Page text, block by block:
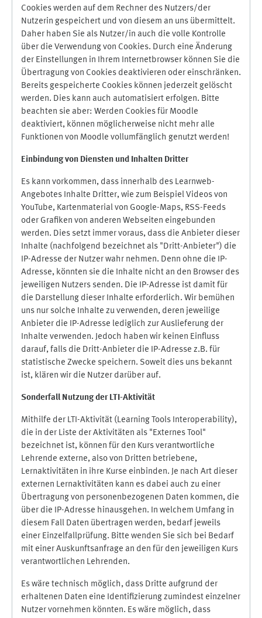
Cookies werden auf dem Rechner des Nutzers/der
Nutzerin gespeichert und von diesem an uns übermittelt.
Daher haben Sie als Nutzer/in auch die volle Kontrolle
über die Verwendung von Cookies. Durch eine Änderung
der Einstellungen in Ihrem Internetbrowser können Sie die
Übertragung von Cookies deaktivieren oder einschränken.
Bereits gespeicherte Cookies können jederzeit gelöscht
werden. Dies kann auch automatisiert erfolgen. Bitte
beachten sie aber: Werden Cookies für Moodle
deaktiviert, können möglicherweise nicht mehr alle
Funktionen von Moodle vollumfänglich genutzt werden!
Einbindung von Diensten und Inhalten Dritter
Es kann vorkommen, dass innerhalb des Learnweb-
Angebotes Inhalte Dritter, wie zum Beispiel Videos von
YouTube, Kartenmaterial von Google-Maps, RSS-Feeds
oder Grafiken von anderen Webseiten eingebunden
werden. Dies setzt immer voraus, dass die Anbieter dieser
Inhalte (nachfolgend bezeichnet als "Dritt-Anbieter") die
IP-Adresse der Nutzer wahr nehmen. Denn ohne die IP-
Adresse, könnten sie die Inhalte nicht an den Browser des
jeweiligen Nutzers senden. Die IP-Adresse ist damit für
die Darstellung dieser Inhalte erforderlich. Wir bemühen
uns nur solche Inhalte zu verwenden, deren jeweilige
Anbieter die IP-Adresse lediglich zur Auslieferung der
Inhalte verwenden. Jedoch haben wir keinen Einfluss
darauf, falls die Dritt-Anbieter die IP-Adresse z.B. für
statistische Zwecke speichern. Soweit dies uns bekannt
ist, klären wir die Nutzer darüber auf.
Sonderfall Nutzung der LTI-Aktivität
Mithilfe der LTI-Aktivität (Learning Tools Interoperability),
die in der Liste der Aktivitäten als "Externes Tool"
bezeichnet ist, können für den Kurs verantwortliche
Lehrende externe, also von Dritten betriebene,
Lernaktivitäten in ihre Kurse einbinden. Je nach Art dieser
externen Lernaktivitäten kann es dabei auch zu einer
Übertragung von personenbezogenen Daten kommen, die
über die IP-Adresse hinausgehen. In welchem Umfang in
diesem Fall Daten übertragen werden, bedarf jeweils
einer Einzelfallprüfung. Bitte wenden Sie sich bei Bedarf
mit einer Auskunftsanfrage an den für den jeweiligen Kurs
verantwortlichen Lehrenden.
Es wäre technisch möglich, dass Dritte aufgrund der
erhaltenen Daten eine Identifizierung zumindest einzelner
Nutzer vornehmen könnten. Es wäre möglich, dass